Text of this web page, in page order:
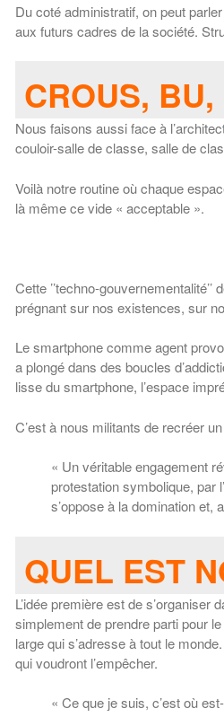
Du coté administratif, on peut
aux futurs cadres de la société.
CROUS,
Nous faisons aussi face à
couloir-salle de classe, salle de
Voilà notre routine où chaque
là même ce vide « acceptable ».
Cette ’’techno-
prégnant sur nos existences, sur
Le smartphone comme agent
a plongé dans des boucles
lisse du smartphone, l’espace
C’est à nous militants de recréer
« Un véritable engagement
protestation symbolique, par
s’oppose à la domination et,
QUEL EST
L’idée première est de
simplement de prendre parti pour
large qui s’adresse à tout le
qui voudront l’empêcher.
« Ce que je suis, c’est où